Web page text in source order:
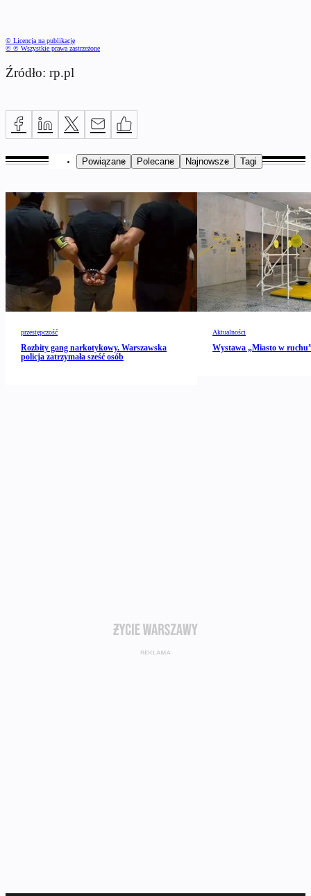
© Licencja na publikację
© ℗ Wszystkie prawa zastrzeżone
Źródło: rp.pl
Powiązane Polecane Najnowsze Tagi
przestępczość
Rozbity gang narkotykowy. Warszawska
policja zatrzymała sześć osób
Aktualności
Wystawa „Miasto w